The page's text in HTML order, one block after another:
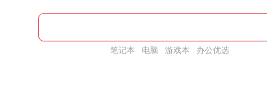
笔记本 电脑 游戏本 办公优选